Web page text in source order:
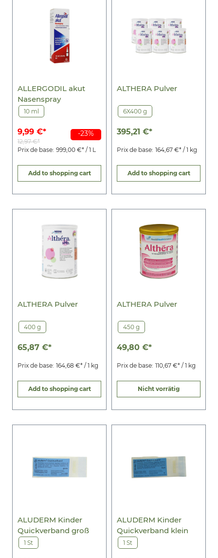
-23%
ALLERGODIL akut
Nasenspray
10 ml
9,99 €*
12,97 €*
Prix de base: 999,00 €* / 1 L
Add to shopping cart
ALTHERA Pulver
6X400 g
395,21 €*
Prix de base: 164,67 €* / 1 kg
Add to shopping cart
ALTHERA Pulver
400 g
65,87 €*
Prix de base: 164,68 €* / 1 kg
Add to shopping cart
ALTHERA Pulver
450 g
49,80 €*
Prix de base: 110,67 €* / 1 kg
Nicht vorrätig
ALUDERM Kinder
Quickverband groß
1 St
ALUDERM Kinder
Quickverband klein
1 St